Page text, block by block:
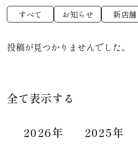
すべて お知らせ 新店舗
投稿が見つかりませんでした。
全て表示する
2026年 2025年